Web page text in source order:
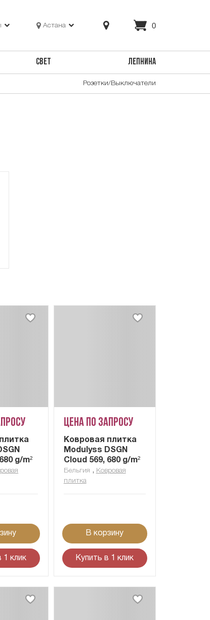
Астана 0
СВЕТ ЛЕПНИНА
Розетки/Выключатели
g/m²
1 клик
Цена по запросу
Ковровая плитка
Modulyss DSGN
Cloud 569, 680 g/m²
Бельгия , Ковровая
плитка
В корзину
Купить в 1 клик